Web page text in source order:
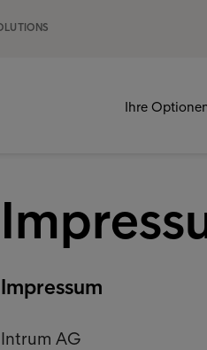
Ihre
Impressum
Intrum AG